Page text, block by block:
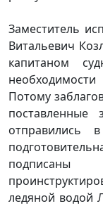
Заместитель
Витальевич
капитаном
Потому
отправились
подписаны
ледяной водой